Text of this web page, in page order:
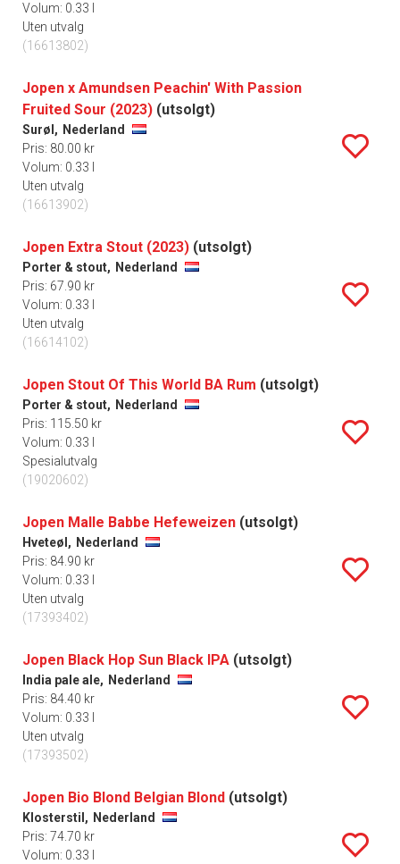
Volum: 0.33 l
Uten utvalg
(16613802)
Jopen x Amundsen Peachin' With Passion
Fruited Sour (2023) (utsolgt)
Surøl, Nederland
Pris: 80.00 kr
Volum: 0.33 l
Uten utvalg
(16613902)
Jopen Extra Stout (2023) (utsolgt)
Porter & stout, Nederland
Pris: 67.90 kr
Volum: 0.33 l
Uten utvalg
(16614102)
Jopen Stout Of This World BA Rum (utsolgt)
Porter & stout, Nederland
Pris: 115.50 kr
Volum: 0.33 l
Spesialutvalg
(19020602)
Jopen Malle Babbe Hefeweizen (utsolgt)
Hveteøl, Nederland
Pris: 84.90 kr
Volum: 0.33 l
Uten utvalg
(17393402)
Jopen Black Hop Sun Black IPA (utsolgt)
India pale ale, Nederland
Pris: 84.40 kr
Volum: 0.33 l
Uten utvalg
(17393502)
Jopen Bio Blond Belgian Blond (utsolgt)
Klosterstil, Nederland
Pris: 74.70 kr
Volum: 0.33 l